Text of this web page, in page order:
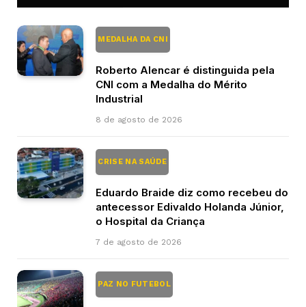
MEDALHA DA CNI
Roberto Alencar é distinguida pela
CNI com a Medalha do Mérito
Industrial
8 de agosto de 2026
CRISE NA SAÚDE
Eduardo Braide diz como recebeu do
antecessor Edivaldo Holanda Júnior,
o Hospital da Criança
7 de agosto de 2026
PAZ NO FUTEBOL